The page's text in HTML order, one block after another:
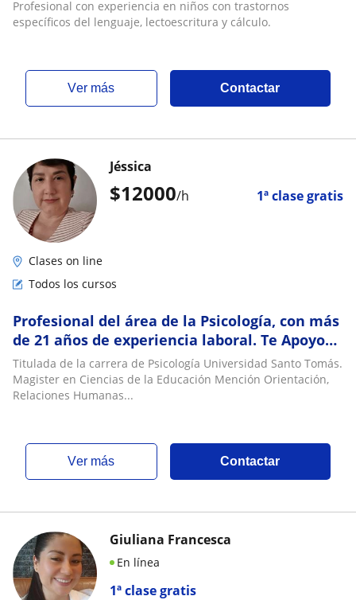
Profesional con experiencia en niños con trastornos
específicos del lenguaje, lectoescritura y cálculo.
ver más Contactar
$12000/h 1ª clase gratis
Jéssica
Clases on line
Todos los cursos
Profesional del área de la Psicología, con más
de 21 años de experiencia laboral. Te Apoyo
en todas las asignaturas y ramos de la
carrera de Psicología clínica educativa y
comunitaria, pruebas y evaluaciones
Titulada de la carrera de Psicología Universidad Santo Tomás.
Magister en Ciencias de la Educación Mención Orientación,
Relaciones Humanas...
ver más Contactar
1ª clase gratis
Giuliana Francesca
En línea